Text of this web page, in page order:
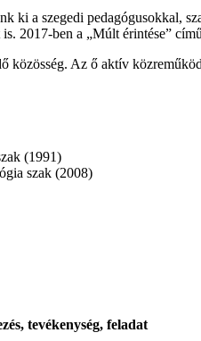
ki a szegedi pedagógusokkal,
2017-ben a „Múlt érintése”
közösség. Az ő aktív
(1991)
szak (2008)
tevékenység, feladat